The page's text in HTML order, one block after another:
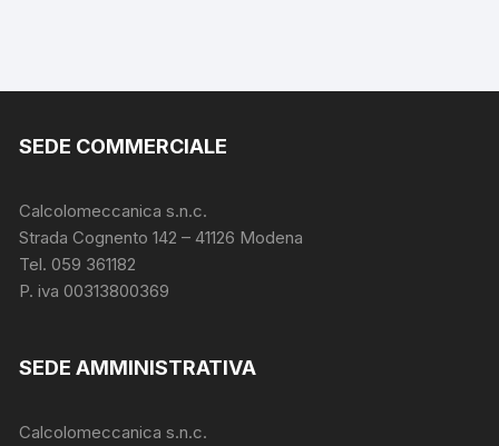
SEDE COMMERCIALE
Calcolomeccanica s.n.c.
Strada Cognento 142 – 41126 Modena
Tel. 059 361182
P. iva 00313800369
SEDE AMMINISTRATIVA
Calcolomeccanica s.n.c.